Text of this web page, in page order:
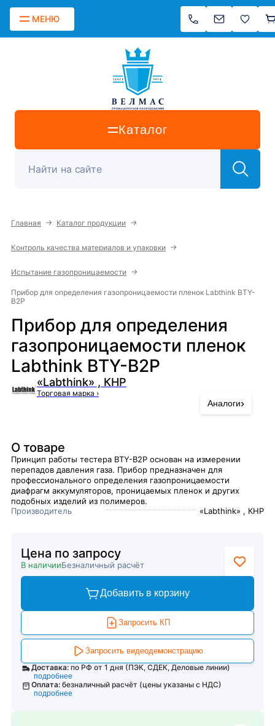
МЕНЮ
Каталог
Главная → Каталог продукции →
Контроль качества материалов и упаковки →
Испытание газопроницаемости →
Прибор для определения газопроницаемости пленок Labthink BTY-
B2P
Прибор для определения
газопроницаемости пленок
Labthink BTY-B2P
«Labthink» , КНР
Торговая марка ›
Аналоги›
О товаре
Принцип работы тестера BTY-B2P основан на измерении
перепадов давления газа. Прибор предназначен для
профессионального определения газопроницаемости
диафрагм аккумуляторов, проницаемых пленок и других
подобных изделий из полимеров.
Производитель
«Labthink» , КНР
Цена по запросу
В наличииБезналичный расчёт
Добавить в корзину
Запросить КП
Запросить видеодемонстрацию
Доставка: по РФ от 1 дня (ПЭК, СДЕК, Деловые линии)
подробнее
Оплата: безналичный расчёт (цены указаны с НДС)
подробнее